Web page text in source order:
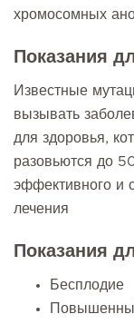
хромосомных
Показания
Известные
вызывать
для здоровья,
разовьются до
эффективного и
лечения
Показания
Бесплодие